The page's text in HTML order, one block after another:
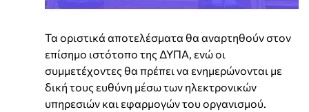
Τα οριστικά αποτελέσματα θα αναρτηθούν στον
επίσημο ιστότοπο της ΔΥΠΑ, ενώ οι
συμμετέχοντες θα πρέπει να ενημερώνονται με
δική τους ευθύνη μέσω των ηλεκτρονικών
υπηρεσιών και εφαρμογών του οργανισμού.